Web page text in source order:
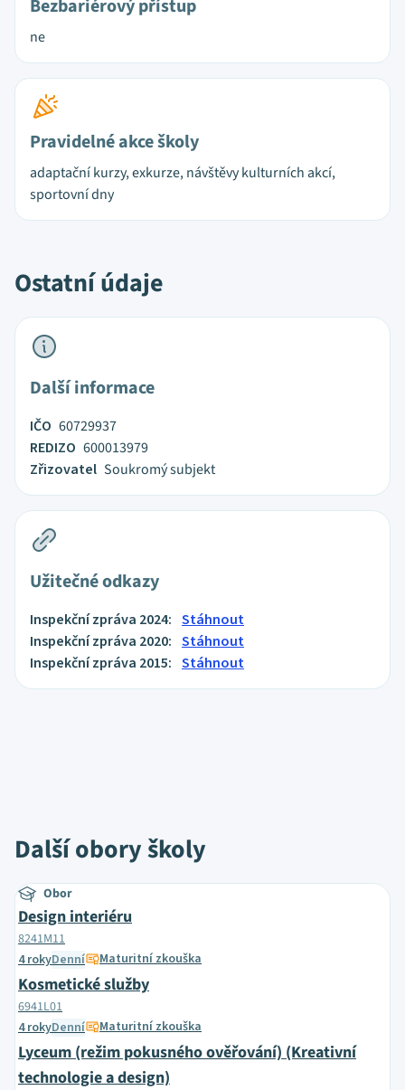
Bezbariérový přístup
ne
Pravidelné akce školy
adaptační kurzy, exkurze, návštěvy kulturních akcí,
sportovní dny
Ostatní údaje
Další informace
IČO 60729937
REDIZO 600013979
Zřizovatel Soukromý subjekt
Užitečné odkazy
Inspekční zpráva 2024: Stáhnout
Inspekční zpráva 2020: Stáhnout
Inspekční zpráva 2015: Stáhnout
Další obory školy
Obor
Design interiéru
8241M11
4 rokyDenní Maturitní zkouška
Kosmetické služby
6941L01
4 rokyDenní Maturitní zkouška
Lyceum (režim pokusného ověřování) (Kreativní
technologie a design)